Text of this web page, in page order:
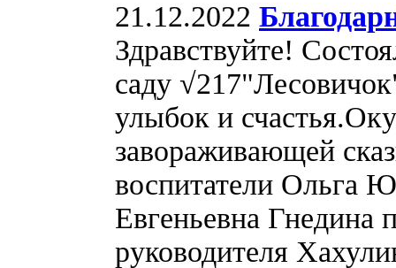
21.12.2022
Здравствуйте!
саду
улыбок и
завораживающей
воспитатели Ольга
Евгеньевна Гнедина
руководителя